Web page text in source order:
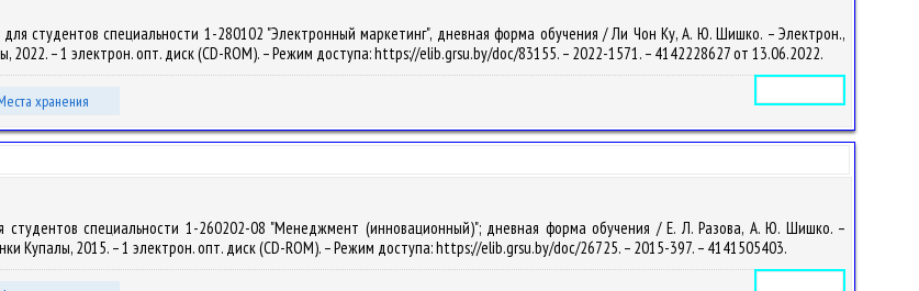
студентов специальности 1-280102 "Электронный маркетинг", дневная форма обучения / Ли Чон Ку, А. Ю. Шишко. – Электрон.,
2022. – 1 электрон. опт. диск (CD-ROM). – Режим доступа: https://elib.grsu.by/doc/83155. – 2022-1571. – 4142228627 от 13.06.2022.
хранения
студентов специальности 1-260202-08 "Менеджмент (инновационный)"; дневная форма обучения / Е. Л. Разова, А. Ю. Шишко. –
Купалы, 2015. – 1 электрон. опт. диск (CD-ROM). – Режим доступа: https://elib.grsu.by/doc/26725. – 2015-397. – 4141505403.